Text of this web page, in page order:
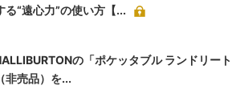
る“遠心力”の使い方【...
の「ポケッタブル ランドリート
非売品）を...